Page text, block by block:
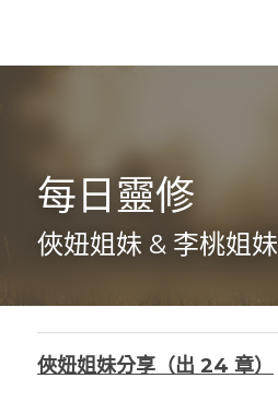
每日靈修
俠妞姐妹 & 李桃姐妹
俠妞姐妹分享（出 24 章）